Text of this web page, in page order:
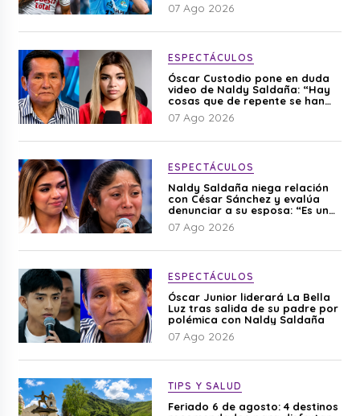
07 Ago 2026
ESPECTÁCULOS
Óscar Custodio pone en duda
video de Naldy Saldaña: “Hay
cosas que de repente se han
editado”
07 Ago 2026
ESPECTÁCULOS
Naldy Saldaña niega relación
con César Sánchez y evalúa
denunciar a su esposa: “Es una
difamación”
07 Ago 2026
ESPECTÁCULOS
Óscar Junior liderará La Bella
Luz tras salida de su padre por
polémica con Naldy Saldaña
07 Ago 2026
TIPS Y SALUD
Feriado 6 de agosto: 4 destinos